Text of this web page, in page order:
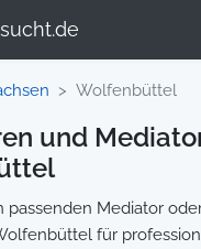
Wolfenbüttel
und
passenden Mediator
für